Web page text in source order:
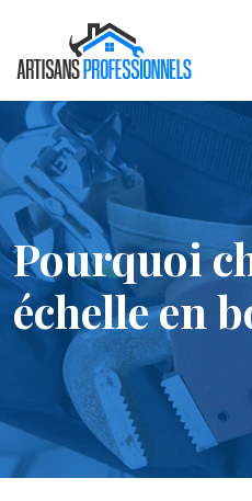
Pourquoi
échelle en